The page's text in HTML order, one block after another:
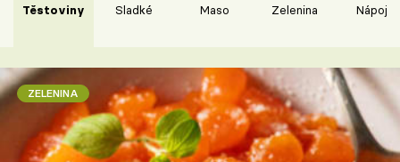
Těstoviny Sladké Maso Zelenina Nápoje
ZELENINA